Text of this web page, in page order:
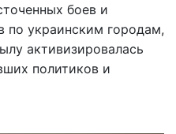
боев и
по украинским городам,
активизировалась
политиков и